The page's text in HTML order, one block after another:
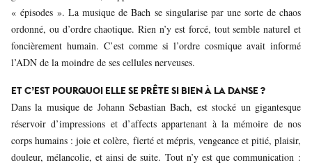
« épisodes ». La musique de Bach se singularise par une sorte de chaos
ordonné, ou d’ordre chaotique. Rien n’y est forcé, tout semble naturel et
foncièrement humain. C’est comme si l’ordre cosmique avait informé
l’ADN de la moindre de ses cellules nerveuses.
ET C’EST POURQUOI ELLE SE PRÊTE SI BIEN À LA DANSE ?
Dans la musique de Johann Sebastian Bach, est stocké un gigantesque
réservoir d’impressions et d’affects appartenant à la mémoire de nos
corps humains : joie et colère, fierté et mépris, vengeance et pitié, plaisir,
douleur, mélancolie, et ainsi de suite. Tout n’y est que communication :